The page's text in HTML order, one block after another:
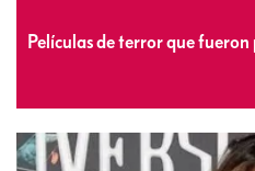
Películas de terror que